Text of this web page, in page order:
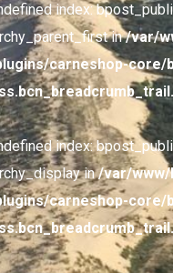
index:
in/var/
carneshop-core/
index:
in/var/www/
carneshop-core/